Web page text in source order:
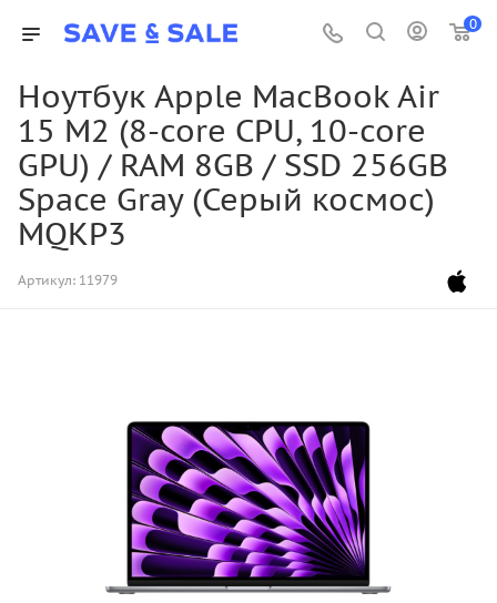
0
Ноутбук Apple MacBook Air
15 M2 (8-core CPU, 10-core
GPU) / RAM 8GB / SSD 256GB
Space Gray (Серый космос)
MQKP3
Артикул: 11979